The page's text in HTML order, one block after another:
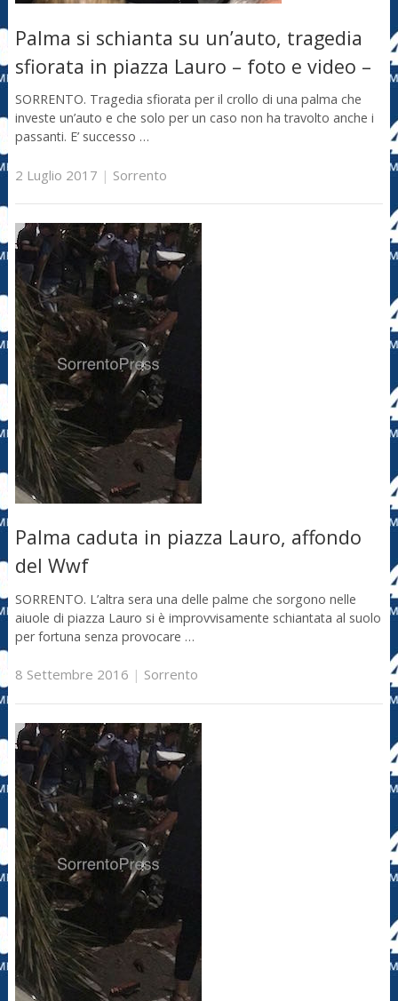
Palma si schianta su un’auto, tragedia
sfiorata in piazza Lauro – foto e video –
SORRENTO. Tragedia sfiorata per il crollo di una palma che
investe un’auto e che solo per un caso non ha travolto anche i
passanti. E’ successo …
2 Luglio 2017 | Sorrento
Palma caduta in piazza Lauro, affondo
del Wwf
SORRENTO. L’altra sera una delle palme che sorgono nelle
aiuole di piazza Lauro si è improvvisamente schiantata al suolo
per fortuna senza provocare …
8 Settembre 2016 | Sorrento